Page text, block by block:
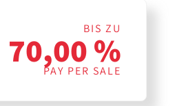
BIS ZU
70,00 %
PAY PER SALE